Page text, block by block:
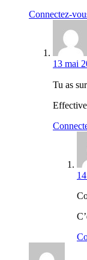
Connectez-
13 mai
Tu as